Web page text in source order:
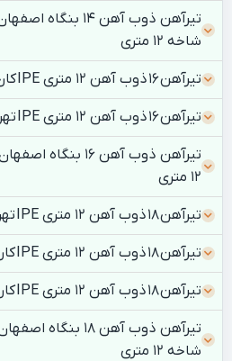
تیرآهن ذوب آهن 14 بنگاه
شاخه 12 متری
تیرآهن 16 ذوب آهن 12 متری IPE کارخانه
تیرآهن 16 ذوب آهن 12 متری IPE تهران
تیرآهن ذوب آهن 16
12 متری
تیرآهن 18 ذوب آهن 12 متری IPE تهران
تیرآهن 18 ذوب آهن 12 متری IPE کارخانه
تیرآهن 18 ذوب آهن 12 متری IPE کارخانه
تیرآهن ذوب آهن 18 بنگاه
شاخه 12 متری